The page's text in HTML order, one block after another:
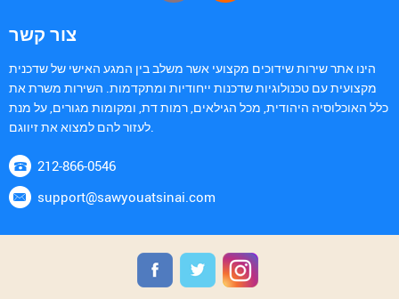
צור קשר
הינו אתר שירות שידוכים מקצועי אשר משלב בין המגע האישי של שדכנית
מקצועית עם טכנולוגיות שדכנות ייחודיות ומתקדמות. השירות משרת את
כלל האוכלוסיה היהודית, מכל הגילאים, רמות דת, ומקומות מגורים, על מנת
לעזור להם למצוא את זיווגם.
212-866-0546
support@sawyouatsinai.com